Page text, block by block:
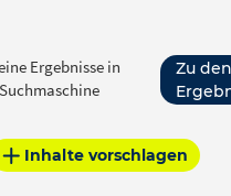
Ergebnisse in
Zu den
Inhalte vorschlagen